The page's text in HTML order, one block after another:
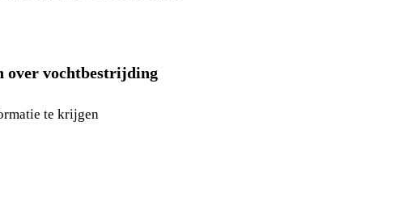
over vochtbestrijding
te krijgen